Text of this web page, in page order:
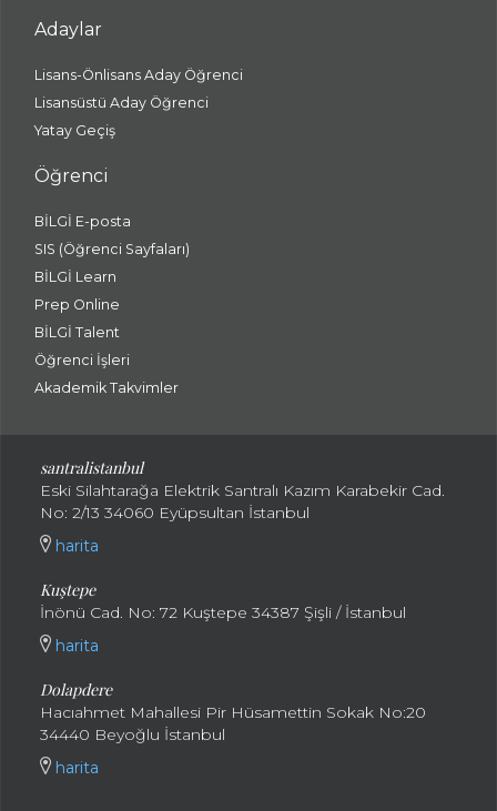
Adaylar
Lisans-Önlisans Aday Öğrenci
Lisansüstü Aday Öğrenci
Yatay Geçiş
Öğrenci
BİLGİ E-posta
SIS (Öğrenci Sayfaları)
BİLGİ Learn
Prep Online
BİLGİ Talent
Öğrenci İşleri
Akademik Takvimler
santralistanbul
Eski Silahtarağa Elektrik Santralı Kazım Karabekir Cad.
No: 2/13 34060 Eyüpsultan İstanbul
harita
Kuştepe
İnönü Cad. No: 72 Kuştepe 34387 Şişli / İstanbul
harita
Dolapdere
Hacıahmet Mahallesi Pir Hüsamettin Sokak No:20
34440 Beyoğlu İstanbul
harita